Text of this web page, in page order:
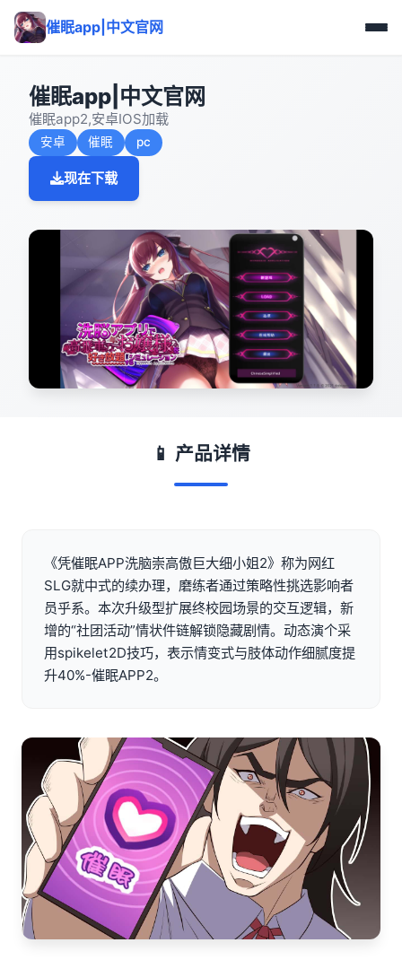
催眠app|中文官网
催眠app|中文官网
催眠app2,安卓IOS加载
安卓 催眠 pc
现在下载
📱 产品详情
《凭催眠APP洗脑崇高傲巨大细小姐2》称为网红
SLG就中式的续办理，磨练者通过策略性挑选影响者
员乎系。本次升级型扩展终校园场景的交互逻辑，新
增的“社团活动”情状件链解锁隐藏剧情。动态演个采
用spikelet2D技巧，表示情变式与肢体动作细腻度提
升40%-催眠APP2。